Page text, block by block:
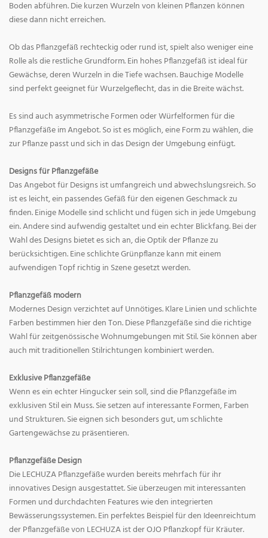
Boden abführen. Die kurzen Wurzeln von kleinen Pflanzen können
diese dann nicht erreichen.
Ob das Pflanzgefäß rechteckig oder rund ist, spielt also weniger eine
Rolle als die restliche Grundform. Ein hohes Pflanzgefäß ist ideal für
Gewächse, deren Wurzeln in die Tiefe wachsen. Bauchige Modelle
sind perfekt geeignet für Wurzelgeflecht, das in die Breite wächst.
Es sind auch asymmetrische Formen oder Würfelformen für die
Pflanzgefäße im Angebot. So ist es möglich, eine Form zu wählen, die
zur Pflanze passt und sich in das Design der Umgebung einfügt.
Designs für Pflanzgefäße
Das Angebot für Designs ist umfangreich und abwechslungsreich. So
ist es leicht, ein passendes Gefäß für den eigenen Geschmack zu
finden. Einige Modelle sind schlicht und fügen sich in jede Umgebung
ein. Andere sind aufwendig gestaltet und ein echter Blickfang. Bei der
Wahl des Designs bietet es sich an, die Optik der Pflanze zu
berücksichtigen. Eine schlichte Grünpflanze kann mit einem
aufwendigen Topf richtig in Szene gesetzt werden.
Pflanzgefäß modern
Modernes Design verzichtet auf Unnötiges. Klare Linien und schlichte
Farben bestimmen hier den Ton. Diese Pflanzgefäße sind die richtige
Wahl für zeitgenössische Wohnumgebungen mit Stil. Sie können aber
auch mit traditionellen Stilrichtungen kombiniert werden.
Exklusive Pflanzgefäße
Wenn es ein echter Hingucker sein soll, sind die Pflanzgefäße im
exklusiven Stil ein Muss. Sie setzen auf interessante Formen, Farben
und Strukturen. Sie eignen sich besonders gut, um schlichte
Gartengewächse zu präsentieren.
Pflanzgefäße Design
Die LECHUZA Pflanzgefäße wurden bereits mehrfach für ihr
innovatives Design ausgestattet. Sie überzeugen mit interessanten
Formen und durchdachten Features wie den integrierten
Bewässerungssystemen. Ein perfektes Beispiel für den Ideenreichtum
der Pflanzgefäße von LECHUZA ist der OJO Pflanzkopf für Kräuter.